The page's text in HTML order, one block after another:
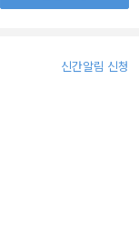
신간알림 신청